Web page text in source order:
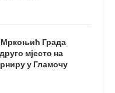
Града
мјесто на
у Гламочу